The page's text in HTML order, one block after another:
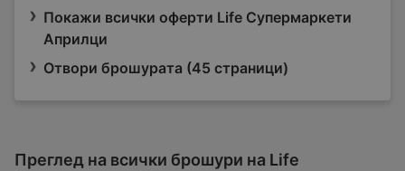
Покажи всички оферти Life Супермаркети
Априлци
Отвори брошурата (45 страници)
Преглед на всички брошури на Life